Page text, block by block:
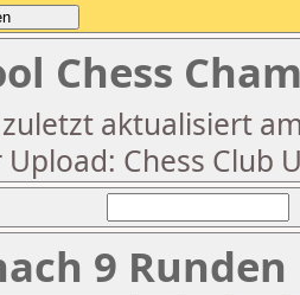
Chess
aktualisiert
Chess Club
9 Runden